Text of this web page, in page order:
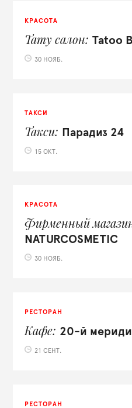
КРАСОТА
Тату салон Tatoo
30 НОЯБ.
ТАКСИ
Такси Парадиз 24
15 ОКТ.
КРАСОТА
Фирменный
NATURCOSMETIC
30 НОЯБ.
РЕСТОРАН
Кафе 20-й
21 СЕНТ.
РЕСТОРАН